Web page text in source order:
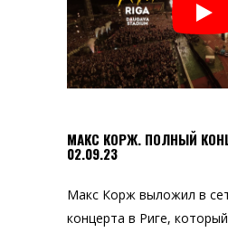
МАКС КОРЖ. ПОЛНЫЙ
02.09.23
Макс Корж выложил в
концерта в Риге,